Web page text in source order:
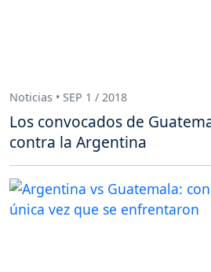
Noticias • SEP 1 / 2018
Los convocados de
contra la Argentina